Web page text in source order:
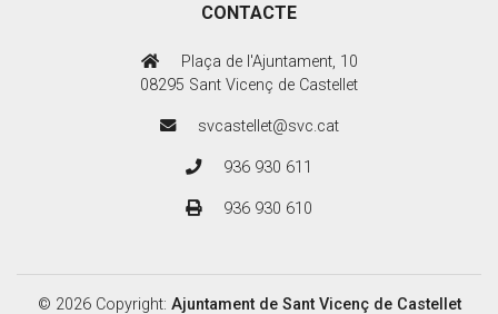
CONTACTE
Plaça de l'Ajuntament, 10
08295 Sant Vicenç de Castellet
svcastellet@svc.cat
936 930 611
936 930 610
© 2026 Copyright: Ajuntament de Sant Vicenç de Castellet